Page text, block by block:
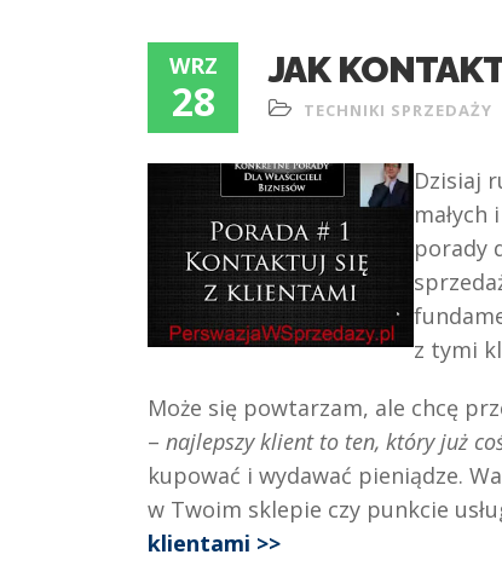
WRZ
28
JAK
TECHNIKI SPRZEDAŻY
Dzisiaj
porady
z tymi
Może się powtarzam, ale chcę
– najlepszy klient to ten, który już
kupować i wydawać pieniądze.
w Twoim sklepie czy punkcie
klientami >>